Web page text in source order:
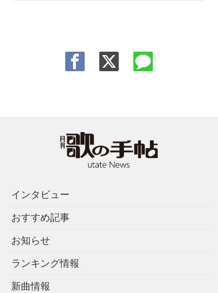
インタビュー
おすすめ記事
お知らせ
ランキング情報
新曲情報